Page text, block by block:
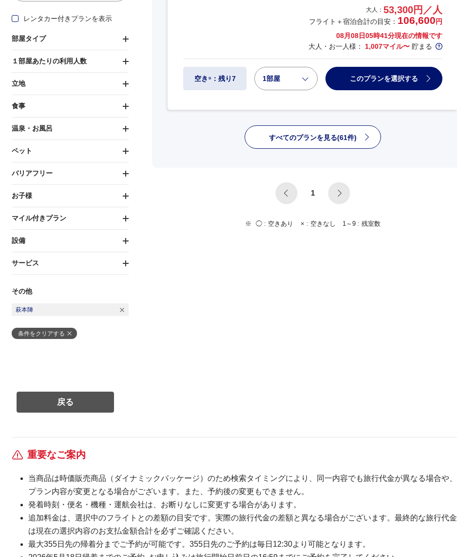
レンタカー付きプランを表示
部屋タイプ
１部屋あたりの利用人数
立地
食事
温泉・お風呂
ペット
バリアフリー
お子様
マイル付きプラン
設備
サービス
その他
萩本陣
条件をクリアする
大人： 53,300円／人
フライト＋宿泊合計の目安： 106,600 円
08月08日05時41分現在の情報です
大人・お一人様： 1,007マイル〜 貯まる
空き ※：残り7 1部屋 このプランを選択する
すべてのプランを見る(61件)
1
◯ : 空きあり × : 空きなし 1～9 : 残室数
重要なご案内
当商品は時価販売商品（ダイナミックパッケージ）のため検索タイミングにより、同一内容でも旅行代金が異なる場合や、
プラン内容が変更となる場合がございます。また、予約後の変更もできません。
発着時刻・便名・機種・運航会社は、お断りなしに変更する場合があります。
追加料金は、選択中のフライトとの差額の目安です。実際の旅行代金の差額と異なる場合がございます。最終的な旅行代金
は現在の選択内容のお支払金額合計を必ずご確認ください。
最大355日先の帰着分までご予約が可能です。355日先のご予約は毎日12:30より可能となります。